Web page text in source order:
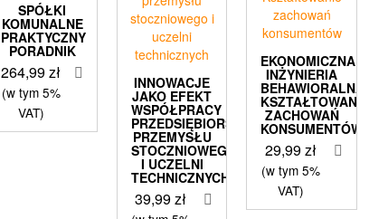
SPÓŁKI
KOMUNALNE
PRAKTYCZNY
PORADNIK
264,99zł
(w tym 5%
VAT)
INNOWACJE
JAKO EFEKT
WSPÓŁPRACY
PRZEDSIĘBIORSTW
PRZEMYSŁU
STOCZNIOWEGO
I UCZELNI
TECHNICZNYCH
39,99zł
EKONOMICZNA
INŻYNIERIA
BEHAWIORALNA
KSZTAŁTOWANIE
ZACHOWAŃ
KONSUMENTÓW
29,99zł
(w tym 5%
VAT)